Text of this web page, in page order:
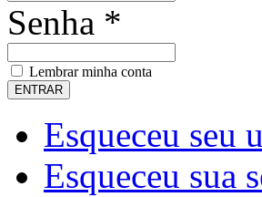
Senha *
Lembrar minha conta
Esqueceu seu
Esqueceu sua